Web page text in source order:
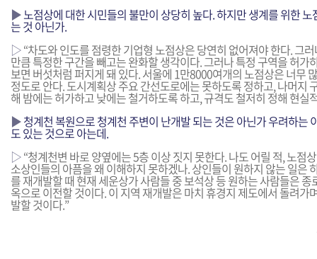
▶노점상에 대한 시민들의 불만이 상당히 높다. 하지만 생계를 위한
는 것 아닌가.
▷“차도와 인도를 점령한 기업형 노점상은 당연히 없어져야 한다. 그
만큼 특정한 구간을 빼고는 완화할 생각이다. 그러나 특정 구역을 허가
보면 버섯처럼 퍼지게 돼 있다. 서울에 1만8000여개의 노점상은 너무
정도로 안다. 도시계획상 주요 간선도로에는 못하도록 정하고, 나머지
해 밤에는 허가하고 낮에는 철거하도록 하고, 규격도 철저히 정해 현실
▶청계천 복원으로 청계천 주변이 난개발 되는 것은 아닌가 우려하는
도 있는 것으로 아는데.
▷“청계천변 바로 양옆에는 5층 이상 짓지 못한다. 나도 어릴 적, 노점
소상인들의 아픔을 왜 이해하지 못하겠나. 상인들이 원하지 않는 일은
를 재개발할 때 현재 세운상가 사람들 중 보석상 등 원하는 사람들은
옥으로 이전할 것이다. 이 지역 재개발은 마치 휴경지 제도에서 돌려가
발할 것이다.”